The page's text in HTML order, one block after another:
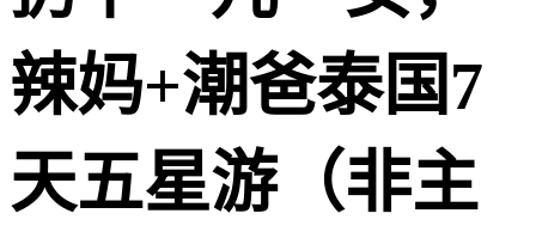
辣妈+潮爸泰国7
天五星游（非主